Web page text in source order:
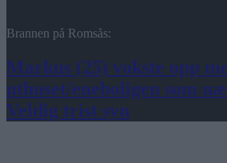
Brannen på Romsås:
Markus (25) vokste opp
uthuset/eneboligen som
Veldig trist syn